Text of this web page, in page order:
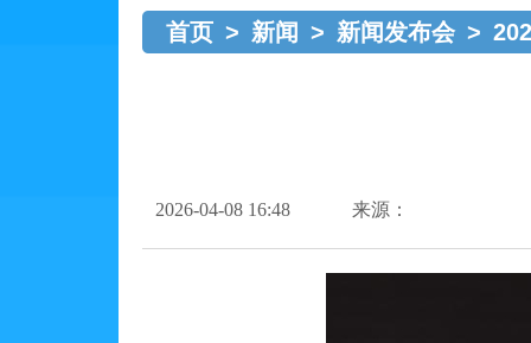
首页 > 新闻 > 新闻发布会 >
2026-04-08 16:48 来源：